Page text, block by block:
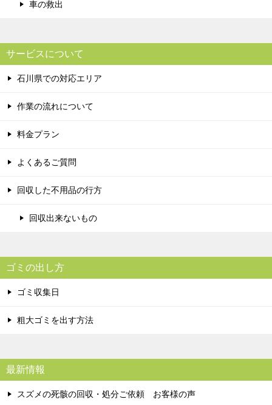
車の救出
サービスについて
石川県での対応エリア
作業の流れについて
料金プラン
よくあるご質問
回収した不用品の行方
回収出来ないもの
ゴミの出し方
ゴミ収集日
粗大ゴミを出す方法
最新情報
スズメの死骸の回収・処分ご依頼 お客様の声